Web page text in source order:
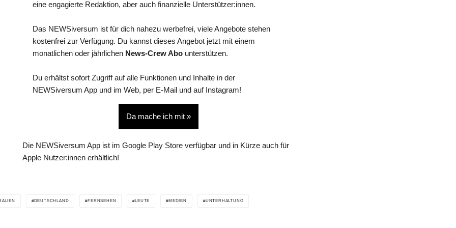
eine engagierte Redaktion, aber auch finanzielle Unterstützer:innen.
Das NEWSiversum ist für dich nahezu werbefrei, viele Angebote stehen
kostenfrei zur Verfügung. Du kannst dieses Angebot jetzt mit einem
monatlichen oder jährlichen News-Crew Abo unterstützen.
Du erhältst sofort Zugriff auf alle Funktionen und Inhalte in der
NEWSiversum App und im Web, per E-Mail und auf Instagram!
Da mache ich mit »
Die NEWSiversum App ist im Google Play Store verfügbar und in Kürze auch für
Apple Nutzer:innen erhältlich!
DEUTSCHLAND FERNSEHEN LEUTE MEDIEN UNTERHALTUNG